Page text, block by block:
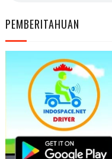
PEMBERITAHUAN